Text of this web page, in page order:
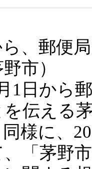
ら、郵便
市）
1日から
伝える
様に、
「茅野